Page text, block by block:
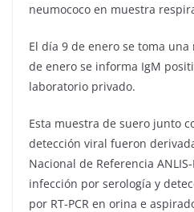
neumococo en muestra
El día 9 de enero se toma
de enero se informa IgM
laboratorio privado.
Esta muestra de suero junto
detección viral fueron
Nacional de Referencia
infección por serología y
por RT-PCR en orina e